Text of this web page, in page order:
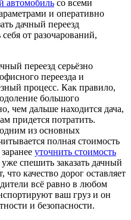
автомобиль со всеми
и оперативно
дачный переезд
от разочарований,
переезд серьёзно
переезда и
процесс. Как правило,
большого
чем дальше находится дача,
придется потратить.
одним из основных
полная стоимость
уточнить стоимость
уже спешить заказать дачный
что качество дорог оставляет
всё равно в любом
ваш груз и он
и безопасности.